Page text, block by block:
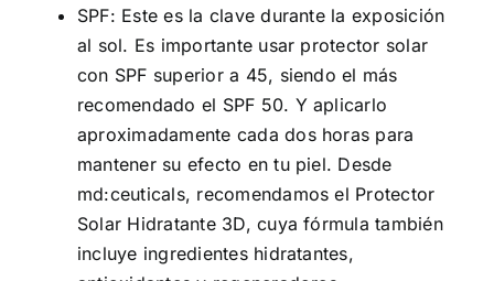
SPF: Este es la clave durante la exposición
al sol. Es importante usar protector solar
con SPF superior a 45, siendo el más
recomendado el SPF 50. Y aplicarlo
aproximadamente cada dos horas para
mantener su efecto en tu piel. Desde
md:ceuticals, recomendamos el Protector
Solar Hidratante 3D, cuya fórmula también
incluye ingredientes hidratantes,